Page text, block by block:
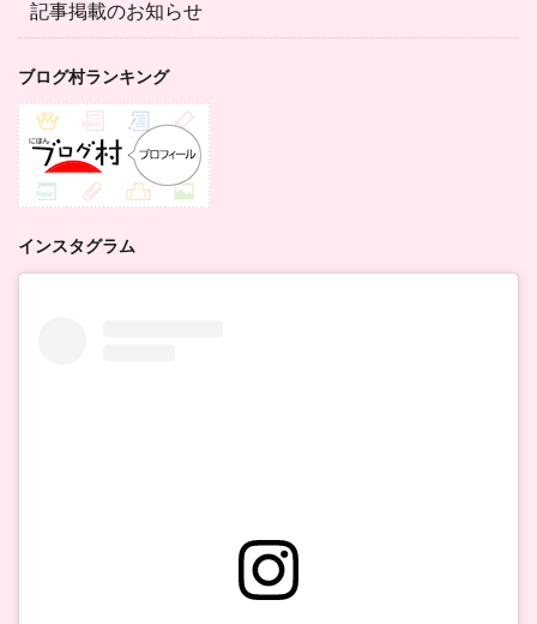
記事掲載のお知らせ
ブログ村ランキング
インスタグラム